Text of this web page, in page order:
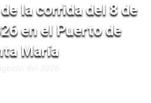
la corrida del 8 de
en el Puerto de
María